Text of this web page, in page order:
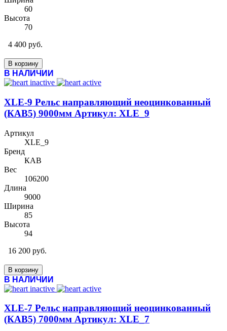
60
Высота
70
4 400 руб.
В корзину
В НАЛИЧИИ
XLE-9 Рельс направляющий неоцинкованный
(КАВ5) 9000мм Артикул: XLE_9
Артикул
XLE_9
Бренд
КАВ
Вес
106200
Длина
9000
Ширина
85
Высота
94
16 200 руб.
В корзину
В НАЛИЧИИ
XLE-7 Рельс направляющий неоцинкованный
(КАВ5) 7000мм Артикул: XLE_7